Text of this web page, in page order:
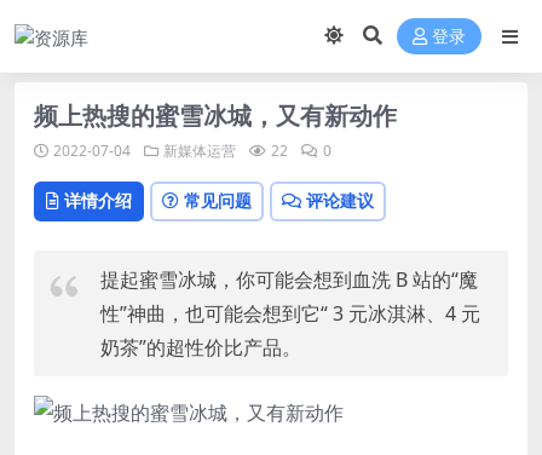
登录
频上热搜的蜜雪冰城，又有新动作
2022-07-04 新媒体运营 22 0
详情介绍 常见问题 评论建议
提起蜜雪冰城，你可能会想到血洗 B 站的“魔
性”神曲，也可能会想到它“ 3 元冰淇淋、4 元
奶茶”的超性价比产品。